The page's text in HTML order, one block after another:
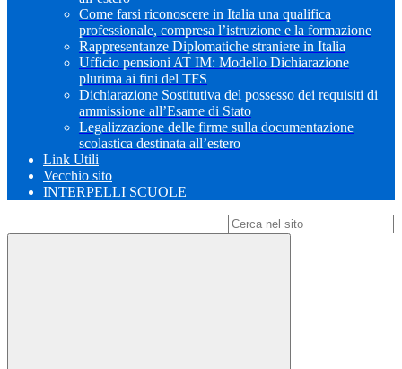
Come farsi riconoscere in Italia una qualifica
professionale, compresa l’istruzione e la formazione
Rappresentanze Diplomatiche straniere in Italia
Ufficio pensioni AT IM: Modello Dichiarazione
plurima ai fini del TFS
Dichiarazione Sostitutiva del possesso dei requisiti di
ammissione all’Esame di Stato
Legalizzazione delle firme sulla documentazione
scolastica destinata all’estero
Link Utili
Vecchio sito
INTERPELLI SCUOLE